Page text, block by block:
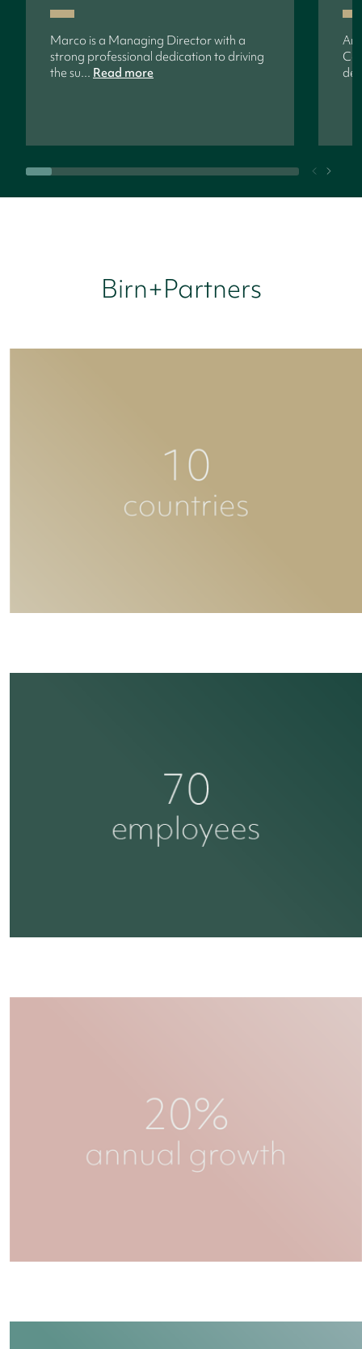
Marco is a Managing Director with a
strong professional dedication to driving
the su... Read more
Birn+Partners